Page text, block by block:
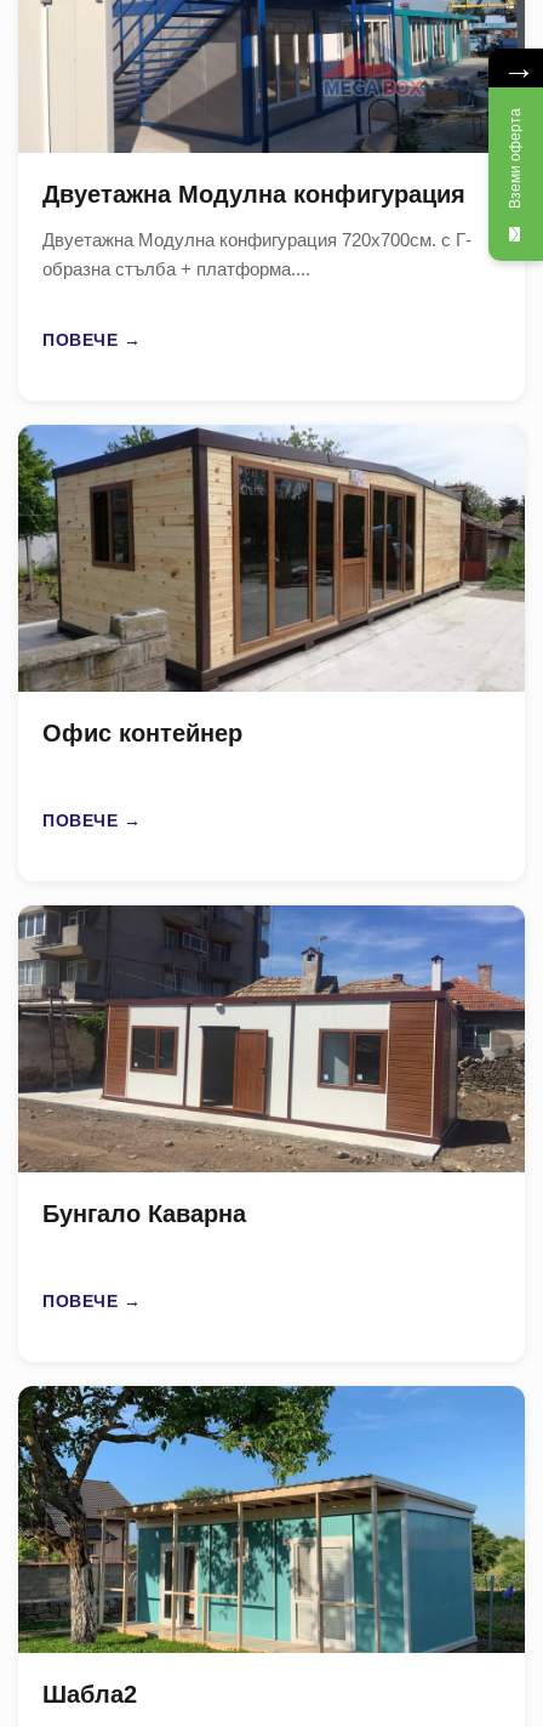
Двуетажна Модулна конфигурация
Двуетажна Модулна конфигурация 720х700см. с Г-
образна стълба + платформа....
ПОВЕЧЕ →
Офис контейнер
ПОВЕЧЕ →
Бунгало Каварна
ПОВЕЧЕ →
Шабла2
→
Вземи оферта